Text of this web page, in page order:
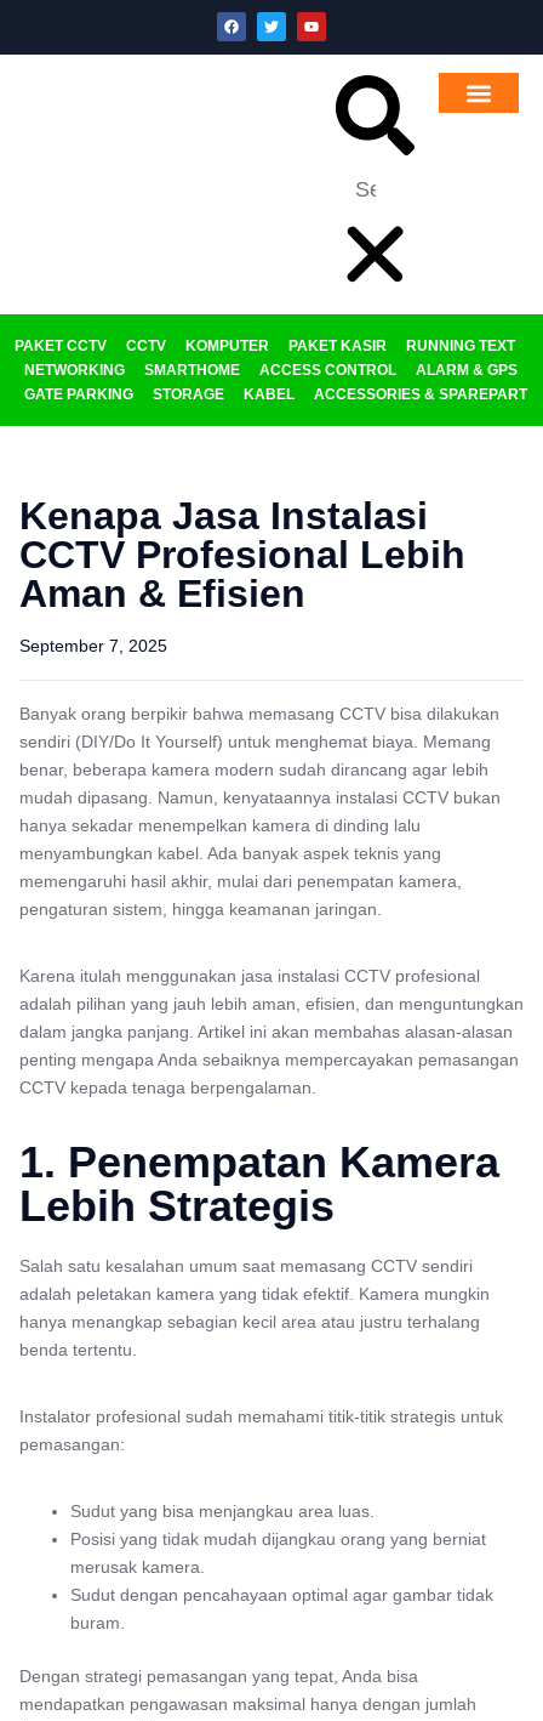
PAKET CCTV CCTV KOMPUTER PAKET KASIR
RUNNING TEXT
NETWORKING
SMARTHOME ACCESS CONTROL
ALARM & GPS
GATE PARKING
STORAGE KABEL ACCESSORIES & SPAREPART
Kenapa Jasa Instalasi
CCTV Profesional Lebih
Aman & Efisien
September 7, 2025
Banyak orang berpikir bahwa memasang CCTV bisa dilakukan
sendiri (DIY/Do It Yourself) untuk menghemat biaya. Memang
benar, beberapa kamera modern sudah dirancang agar lebih
mudah dipasang. Namun, kenyataannya instalasi CCTV bukan
hanya sekadar menempelkan kamera di dinding lalu
menyambungkan kabel. Ada banyak aspek teknis yang
memengaruhi hasil akhir, mulai dari penempatan kamera,
pengaturan sistem, hingga keamanan jaringan.
Karena itulah menggunakan jasa instalasi CCTV profesional
adalah pilihan yang jauh lebih aman, efisien, dan menguntungkan
dalam jangka panjang. Artikel ini akan membahas alasan-alasan
penting mengapa Anda sebaiknya mempercayakan pemasangan
CCTV kepada tenaga berpengalaman.
1. Penempatan Kamera
Lebih Strategis
Salah satu kesalahan umum saat memasang CCTV sendiri
adalah peletakan kamera yang tidak efektif. Kamera mungkin
hanya menangkap sebagian kecil area atau justru terhalang
benda tertentu.
Instalator profesional sudah memahami titik-titik strategis untuk
pemasangan:
Sudut yang bisa menjangkau area luas.
Posisi yang tidak mudah dijangkau orang yang berniat
merusak kamera.
Sudut dengan pencahayaan optimal agar gambar tidak
buram.
Dengan strategi pemasangan yang tepat, Anda bisa
mendapatkan pengawasan maksimal hanya dengan jumlah